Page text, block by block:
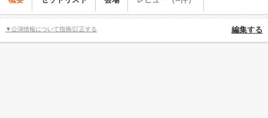
▼公演情報について指摘/訂正する 編集する